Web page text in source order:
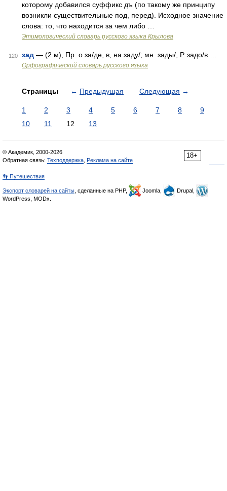
которому добавился суффикс дъ (по такому же принципу
возникли существительные под, перед). Исходное значение
слова: то, что находится за чем либо …
Этимологический словарь русского языка Крылова
120 зад — (2 м), Пр. о за/де, в, на заду/; мн. зады/, Р. задо/в …
Орфографический словарь русского языка
Страницы ← Предыдущая Следующая →
1 2 3 4 5 6 7 8
9
10
11 12 13
18+
© Академик, 2000-2026
Обратная связь: Техподдержка Реклама на сайте
👣 Путешествия
Экспорт словарей на сайты , сделанные на PHP, Joomla,
Drupal,
WordPress, MODx.